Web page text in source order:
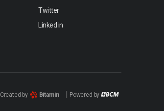
Twitter
Linked in
Created by Bitamin | Powered by